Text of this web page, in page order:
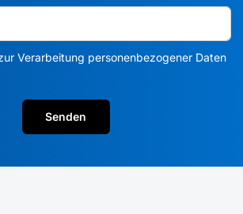
Verarbeitung personenbezogener Daten
Senden